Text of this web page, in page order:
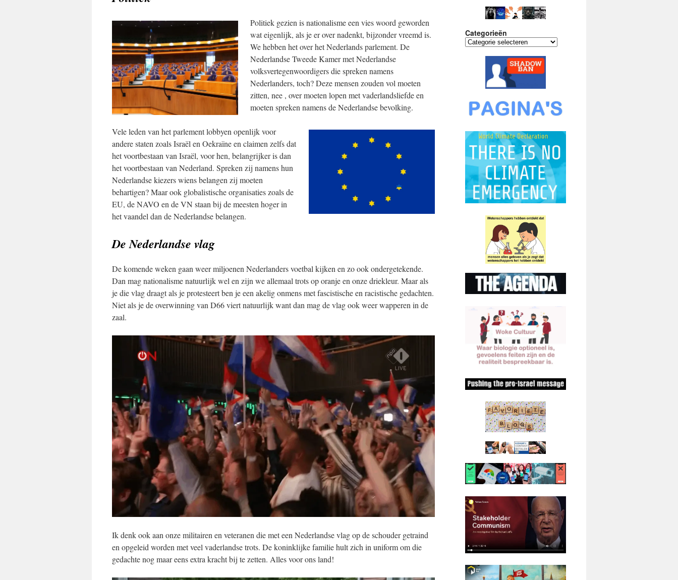
Politiek gezien is nationalisme een vies woord geworden
wat eigenlijk, als je er over nadenkt, bijzonder vreemd is.
We hebben het over het Nederlands parlement. De
Nederlandse Tweede Kamer met Nederlandse
volksvertegenwoordigers die spreken namens
Nederlanders, toch? Deze mensen zouden vol moeten
zitten, nee , over moeten lopen met vaderlandsliefde en
moeten spreken namens de Nederlandse bevolking.
Vele leden van het parlement lobbyen openlijk voor
andere staten zoals Israël en Oekraïne en claimen zelfs dat
het voortbestaan van Israël, voor hen, belangrijker is dan
het voortbestaan van Nederland. Spreken zij namens hun
Nederlandse kiezers wiens belangen zij moeten
behartigen? Maar ook globalistische organisaties zoals de
EU, de NAVO en de VN staan bij de meesten hoger in
het vaandel dan de Nederlandse belangen.
De Nederlandse vlag
De komende weken gaan weer miljoenen Nederlanders voetbal kijken en zo ook ondergetekende.
Dan mag nationalisme natuurlijk wel en zijn we allemaal trots op oranje en onze driekleur. Maar als
je die vlag draagt als je protesteert ben je een akelig onmens met fascistische en racistische gedachten.
Niet als je de overwinning van D66 viert natuurlijk want dan mag de vlag ook weer wapperen in de
zaal.
Ik denk ook aan onze militairen en veteranen die met een Nederlandse vlag op de schouder getraind
en opgeleid worden met veel vaderlandse trots. De koninklijke familie hult zich in uniform om die
gedachte nog maar eens extra kracht bij te zetten. Alles voor ons land!
Categorieën
Categorieën